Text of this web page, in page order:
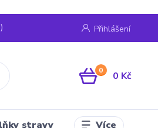
Přihlášení
0 0 Kč
stravy Více